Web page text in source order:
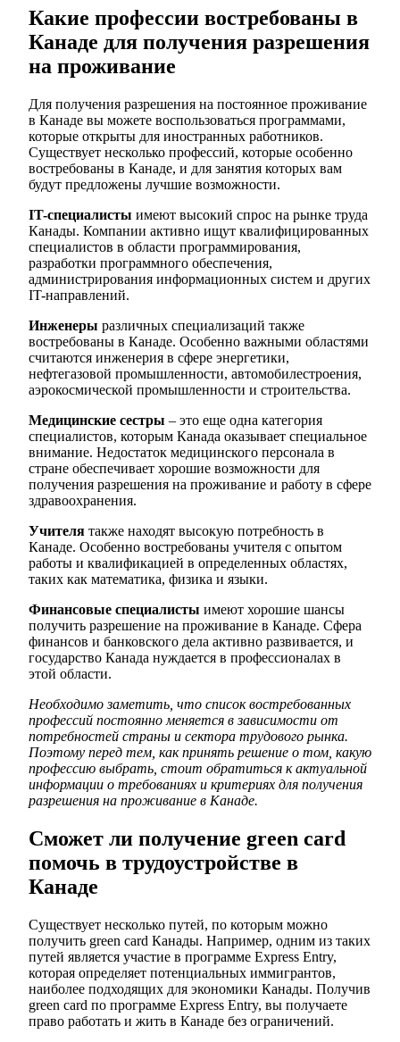
Какие профессии востребованы в
Канаде для получения разрешения
на проживание
Для получения разрешения на постоянное проживание
в Канаде вы можете воспользоваться программами,
которые открыты для иностранных работников.
Существует несколько профессий, которые особенно
востребованы в Канаде, и для занятия которых вам
будут предложены лучшие возможности.
IT-специалисты имеют высокий спрос на рынке труда
Канады. Компании активно ищут квалифицированных
специалистов в области программирования,
разработки программного обеспечения,
администрирования информационных систем и других
IT-направлений.
Инженеры различных специализаций также
востребованы в Канаде. Особенно важными областями
считаются инженерия в сфере энергетики,
нефтегазовой промышленности, автомобилестроения,
аэрокосмической промышленности и строительства.
Медицинские сестры – это еще одна категория
специалистов, которым Канада оказывает специальное
внимание. Недостаток медицинского персонала в
стране обеспечивает хорошие возможности для
получения разрешения на проживание и работу в сфере
здравоохранения.
Учителя также находят высокую потребность в
Канаде. Особенно востребованы учителя с опытом
работы и квалификацией в определенных областях,
таких как математика, физика и языки.
Финансовые специалисты имеют хорошие шансы
получить разрешение на проживание в Канаде. Сфера
финансов и банковского дела активно развивается, и
государство Канада нуждается в профессионалах в
этой области.
Необходимо заметить, что список востребованных
профессий постоянно меняется в зависимости от
потребностей страны и сектора трудового рынка.
Поэтому перед тем, как принять решение о том, какую
профессию выбрать, стоит обратиться к актуальной
информации о требованиях и критериях для получения
разрешения на проживание в Канаде.
Сможет ли получение green card
помочь в трудоустройстве в
Канаде
Существует несколько путей, по которым можно
получить green card Канады. Например, одним из таких
путей является участие в программе Express Entry,
которая определяет потенциальных иммигрантов,
наиболее подходящих для экономики Канады. Получив
green card по программе Express Entry, вы получаете
право работать и жить в Канаде без ограничений.